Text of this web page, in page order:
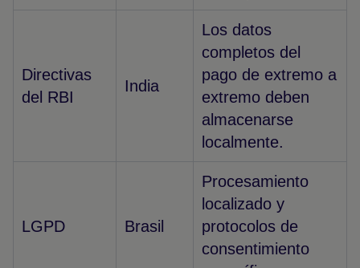
Directivas
del RBI
India
Los datos
completos del
pago de extremo a
extremo deben
almacenarse
localmente.
LGPD Brasil
Procesamiento
localizado y
protocolos de
consentimiento